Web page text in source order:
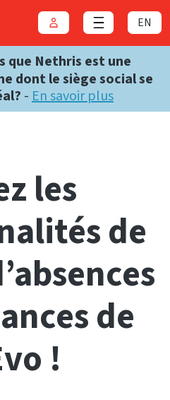
ConnexionClose menu
EN
que Nethris est une
dont le siège social se
-En savoir plus
les
de
de
!